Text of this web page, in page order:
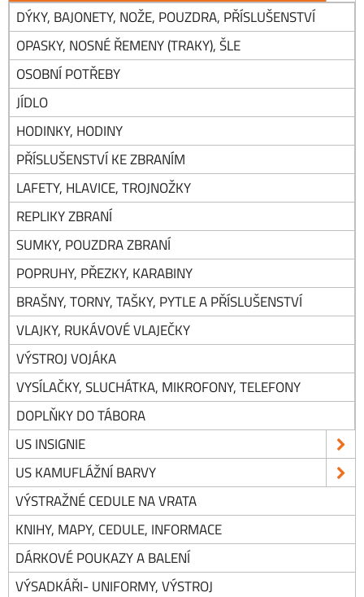
DÝKY, BAJONETY, NOŽE, POUZDRA, PŘÍSLUŠENSTVÍ
OPASKY, NOSNÉ ŘEMENY (TRAKY), ŠLE
OSOBNÍ POTŘEBY
JÍDLO
HODINKY, HODINY
PŘÍSLUŠENSTVÍ KE ZBRANÍM
LAFETY, HLAVICE, TROJNOŽKY
REPLIKY ZBRANÍ
SUMKY, POUZDRA ZBRANÍ
POPRUHY, PŘEZKY, KARABINY
BRAŠNY, TORNY, TAŠKY, PYTLE A PŘÍSLUŠENSTVÍ
VLAJKY, RUKÁVOVÉ VLAJEČKY
VÝSTROJ VOJÁKA
VYSÍLAČKY, SLUCHÁTKA, MIKROFONY, TELEFONY
DOPLŇKY DO TÁBORA
US INSIGNIE
US KAMUFLÁŽNÍ BARVY
VÝSTRAŽNÉ CEDULE NA VRATA
KNIHY, MAPY, CEDULE, INFORMACE
DÁRKOVÉ POUKAZY A BALENÍ
VÝSADKÁŘI- UNIFORMY, VÝSTROJ